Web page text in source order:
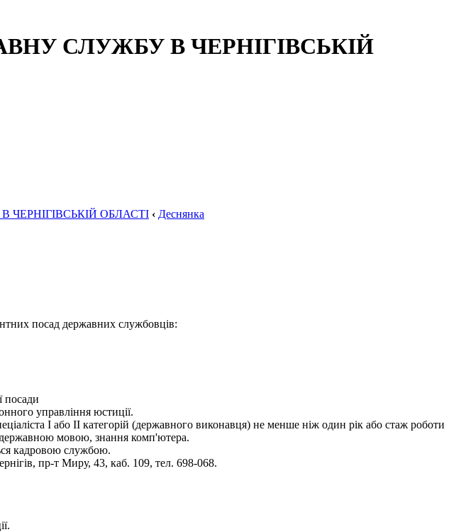
СЛУЖБУ В ЧЕРНІГІВСЬКІЙ
ОБЛАСТІ ‹ Деснянка
посад державних службовців:
посади
управління юстиції.
І або ІІ категорій (державного виконавця) не менше ніж один рік або стаж роботи
мовою, знання комп'ютера.
кадровою службою.
пр-т Миру, 43, каб. 109, тел. 698-068.